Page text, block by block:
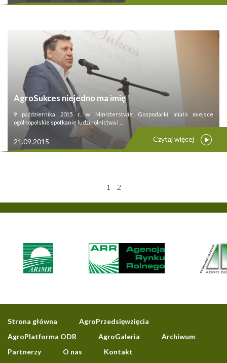
AgroSukces niejedno ma imię
9 października 2015 r. w Ministerstwie Gospodarki miało miejsce
ogólnopolskie spotkanie ludzi rolnictwa i ...
21.09.2015 Czytaj więcej
1 2
Strona główna
AgroPrzedsięwzięcia
AgroPlatforma ODR
AgroGaleria
Archiwum
Partnerzy
O nas Kontakt